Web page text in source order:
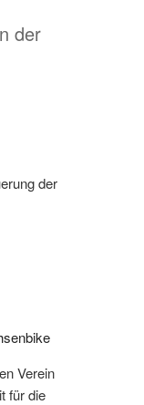
der
der
Verein
für die